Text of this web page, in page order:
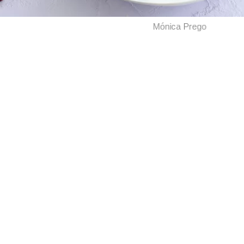
Mónica Prego